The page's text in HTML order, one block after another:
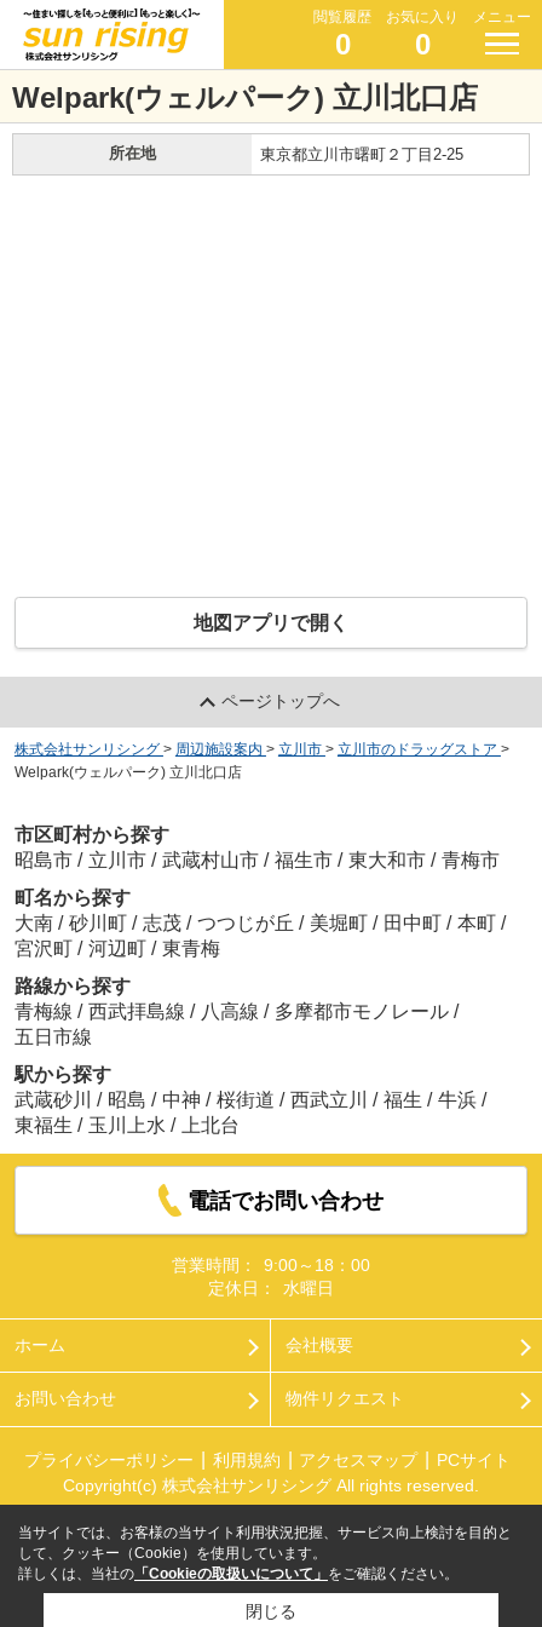
閲覧履歴
0
お気に入り
0
メニュー
Welpark(ウェルパーク) 立川北口店
所在地 東京都立川市曙町２丁目2-25
地図アプリで開く
ページトップへ
株式会社サンリシング > 周辺施設案内 > 立川市 > 立川市のドラッグストア >
Welpark(ウェルパーク) 立川北口店
市区町村から探す
昭島市 / 立川市 / 武蔵村山市 / 福生市 / 東大和市 / 青梅市
町名から探す
大南 / 砂川町 / 志茂 / つつじが丘 / 美堀町 / 田中町 / 本町 /
宮沢町 / 河辺町 / 東青梅
路線から探す
青梅線 / 西武拝島線 / 八高線 / 多摩都市モノレール /
五日市線
駅から探す
武蔵砂川
/ 昭島 / 中神 / 桜街道 / 西武立川 / 福生 / 牛浜 /
東福生 / 玉川上水 / 上北台
電話でお問い合わせ
営業時間：
9:00～18：00
定休日：
水曜日
ホーム 会社概要
お問い合わせ 物件リクエスト
プライバシーポリシー 利用規約 アクセスマップ
PCサイト
Copyright(c) 株式会社サンリシング All rights reserved.
当サイトでは、お客様の当サイト利用状況把握、サービス向上検討を目的と
して、クッキー（Cookie）を使用しています。
詳しくは、当社の 「Cookieの取扱いについて」 をご確認ください。
閉じる